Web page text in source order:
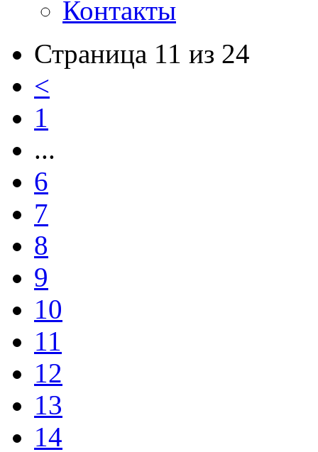
Контакты
Страница 11 из 24
<
1
...
6
7
8
9
10
11
12
13
14